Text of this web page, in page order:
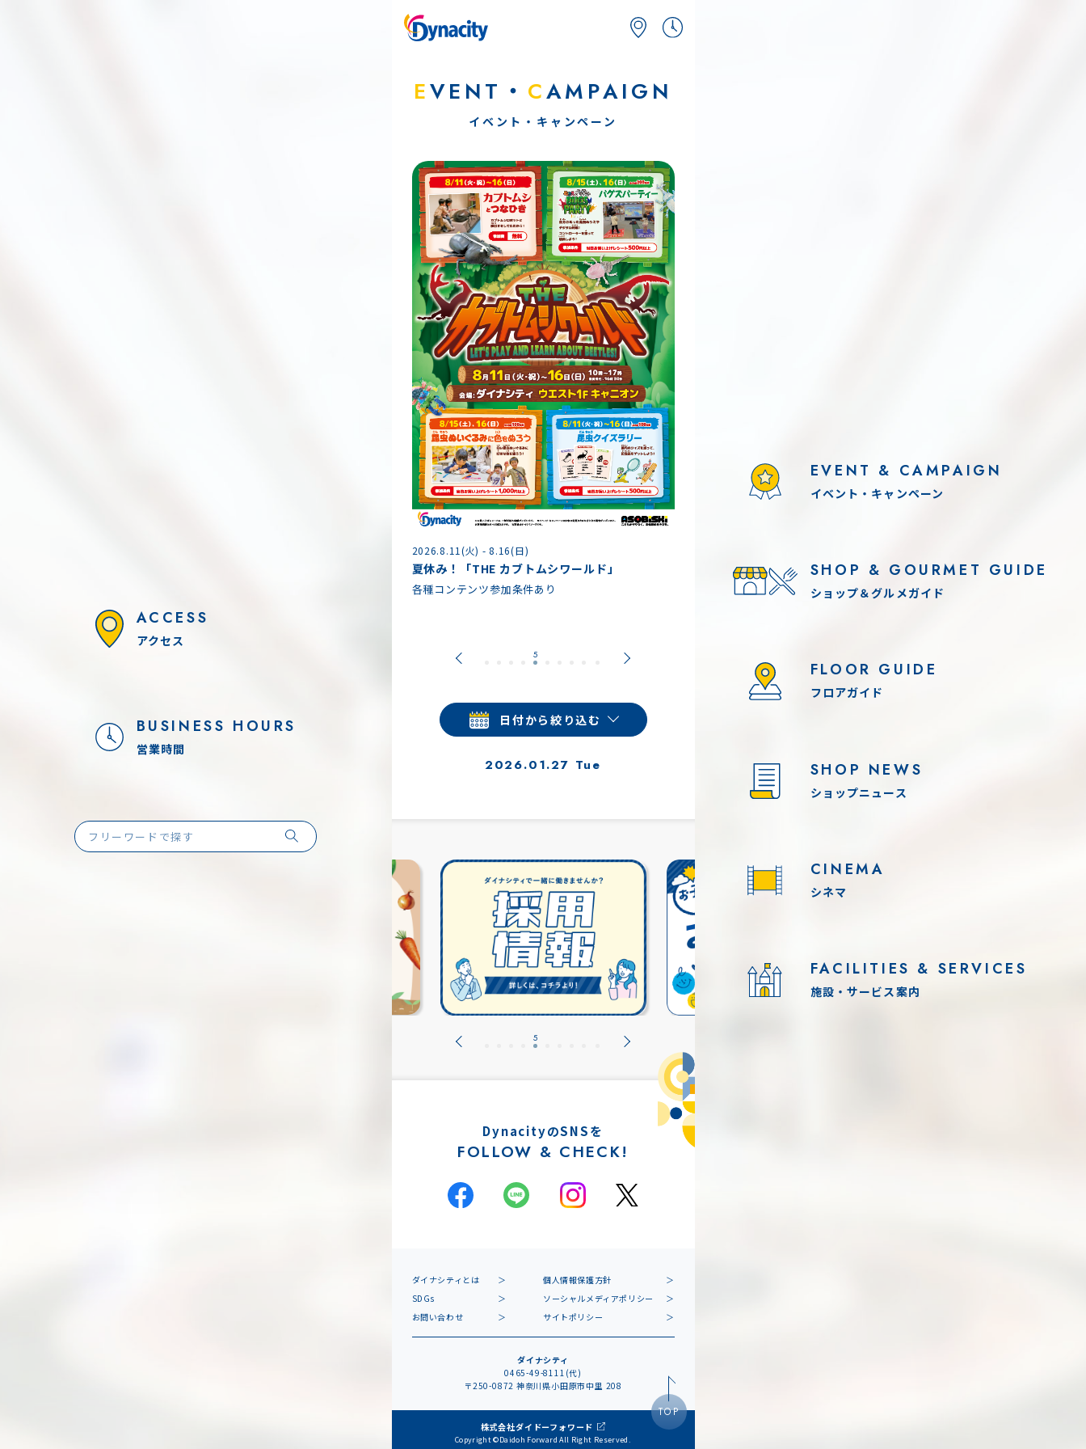
EVENT・ CAMPAIGN
イベント・キャンペーン
2026.8.11(火) - 8.16(日)
夏休み！「THE カブトムシワールド」
各種コンテンツ参加条件あり
各日 10:00-17:00（最終受付16:30）
夏休み！「世界のカブトムシ・クワガタ展」
各日 10:00-17:00（最終
日付から絞り込む
2026.01.27 Tue
DynacityのSNSを
FOLLOW & CHECK!
ダイナシティとは
個人情報保護方針
SDGs
ソーシャルメディアポリシー
お問い合わせ
サイトポリシー
ダイナシティ
0465-49-8111(代)
〒250-0872 神奈川県小田原市中里 208
TOP
株式会社ダイドーフォワード
Copyright ©Daidoh Forward All Right Reserved.
ACCESS
アクセス
BUSINESS HOURS
営業時間
EVENT & CAMPAIGN
イベント・キャンペーン
SHOP & GOURMET GUIDE
ショップ＆グルメガイド
FLOOR GUIDE
フロアガイド
SHOP NEWS
ショップニュース
CINEMA
シネマ
FACILITIES & SERVICES
施設・サービス案内